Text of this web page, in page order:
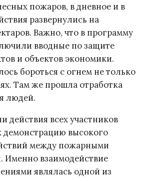
пожаров, в дневное и в
развернулись на
Важно, что в программу
вводные по защите
и объектов экономики.
бороться с огнем не только
Там же прошла отработка
людей.
действия всех участников
демонстрацию высокого
между пожарными
Именно взаимодействие
являлась одной из